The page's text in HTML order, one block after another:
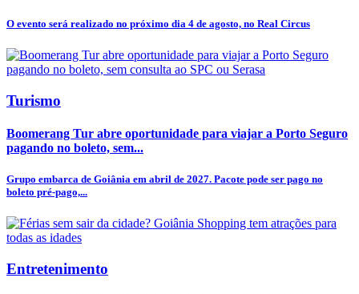
O evento será realizado no próximo dia 4 de agosto, no Real Circus
Turismo
Boomerang Tur abre oportunidade para viajar a Porto Seguro
pagando no boleto, sem...
Grupo embarca de Goiânia em abril de 2027. Pacote pode ser pago no
boleto pré-pago,...
Entretenimento